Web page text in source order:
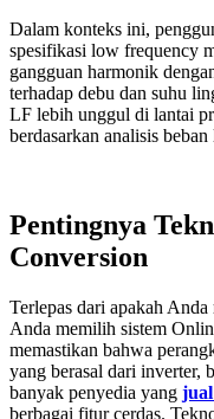
Dalam konteks ini,
spesifikasi low frequency
gangguan harmonik
terhadap debu dan suhu
LF lebih unggul di lantai
berdasarkan analisis
Pentingnya
Conversion
Terlepas dari apakah
Anda memilih sistem
memastikan bahwa
yang berasal dari inverter,
banyak penyedia yang jual
berbagai fitur cerdas.